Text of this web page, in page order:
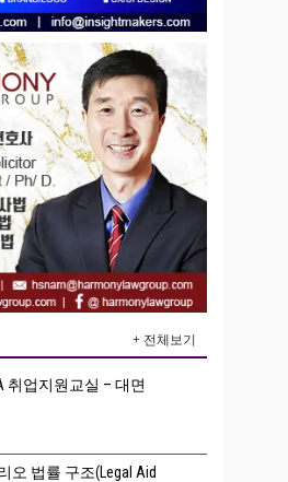
+ 전체보기
취업지원교실 – 대면
오 법률 구조(Legal Aid